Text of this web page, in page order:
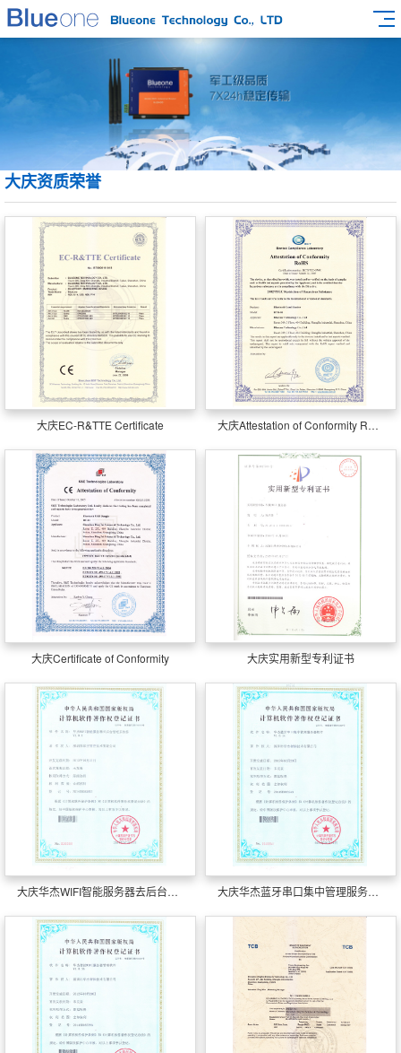
大庆资质荣誉
大庆EC-R&TTE Certificate 大庆Attestation of Conformity RhHS
大庆Certificate of Conformity 大庆实用新型专利证书
大庆华杰WIFI智能服务器去后台管理系软件 大庆华杰蓝牙串口集中管理服务踌躇软件